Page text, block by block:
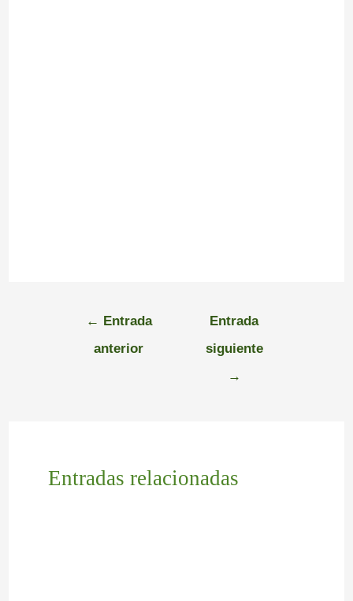
← Entrada
anterior
Entrada
siguiente
→
Entradas relacionadas